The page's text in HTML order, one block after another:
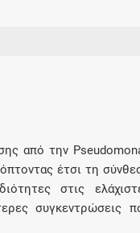
από την
έτσι τη
στις
συγκεντρώσεις